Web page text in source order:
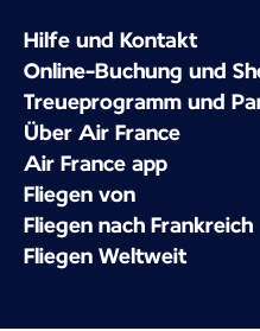
Hilfe und Kontakt
Online-Buchung und
Treueprogramm und
Über Air France
Air France app
Fliegen von
Fliegen nach Frankreich
Fliegen Weltweit